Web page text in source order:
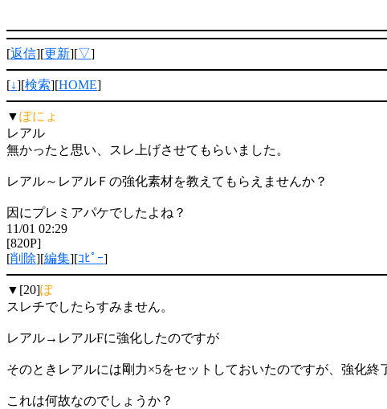
[返信][更新][▽]
[↓][検索][HOME]
▼ぽにょ
レアル
無かったと思い、スレ上げさせてもらいました。
レアル～レアルＦの強化素材を教えてもらえませんか？
因にプレミアパケでしたよね？
11/01 02:29
[820P]
[削除][編集][ｺﾋﾟｰ]
▼[20]ぽ
スレチでしたらすみません。
レアル→レアルFに強化したのですが
そのときレアルには剛力×5をセットしておいたのですが、強化終
これは何故なのでしょうか？